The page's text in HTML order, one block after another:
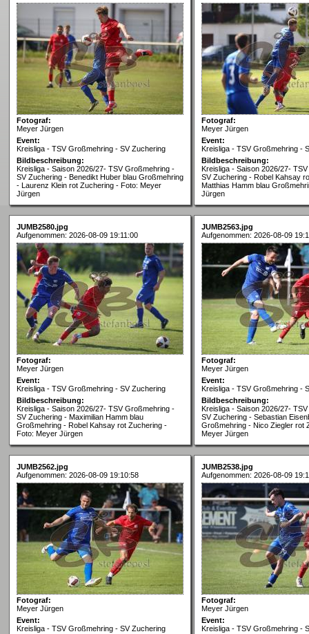
Fotograf:
Meyer Jürgen
Event:
Kreisliga - TSV Großmehring - SV Zuchering
Bildbeschreibung:
Kreisliga - Saison 2026/27- TSV Großmehring -
SV Zuchering - Benedikt Huber blau Großmehring
- Laurenz Klein rot Zuchering - Foto: Meyer
Jürgen
Fotograf:
Meyer Jürgen
Event:
Kreisliga - TSV Großmehring -
Bildbeschreibung:
Kreisliga - Saison 2026/27-
SV Zuchering - Robel Kahsay
Matthias Hamm blau
Jürgen
JUMB2580.jpg
Aufgenommen: 2026-08-09 19:11:00
Fotograf:
Meyer Jürgen
Event:
Kreisliga - TSV Großmehring - SV Zuchering
Bildbeschreibung:
Kreisliga - Saison 2026/27- TSV Großmehring -
SV Zuchering - Maximilian Hamm blau
Großmehring - Robel Kahsay rot Zuchering -
Foto: Meyer Jürgen
JUMB2563.jpg
Aufgenommen: 2026-08-09
Fotograf:
Meyer Jürgen
Event:
Kreisliga - TSV Großmehring -
Bildbeschreibung:
Kreisliga - Saison 2026/27-
SV Zuchering - Sebastian
Großmehring - Nico Ziegler rot
Meyer Jürgen
JUMB2562.jpg
Aufgenommen: 2026-08-09 19:10:58
Fotograf:
Meyer Jürgen
Event:
Kreisliga - TSV Großmehring - SV Zuchering
JUMB2538.jpg
Aufgenommen: 2026-08-09
Fotograf:
Meyer Jürgen
Event:
Kreisliga - TSV Großmehring -